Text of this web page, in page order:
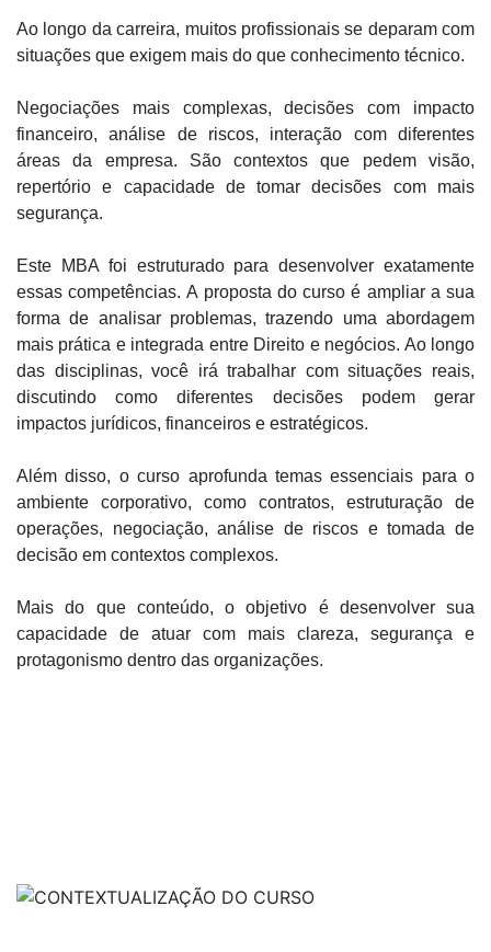
Ao longo da carreira, muitos profissionais se deparam com
situações que exigem mais do que conhecimento técnico.
Negociações mais complexas, decisões com impacto
financeiro, análise de riscos, interação com diferentes
áreas da empresa. São contextos que pedem visão,
repertório e capacidade de tomar decisões com mais
segurança.
Este MBA foi estruturado para desenvolver exatamente
essas competências. A proposta do curso é ampliar a sua
forma de analisar problemas, trazendo uma abordagem
mais prática e integrada entre Direito e negócios. Ao longo
das disciplinas, você irá trabalhar com situações reais,
discutindo como diferentes decisões podem gerar
impactos jurídicos, financeiros e estratégicos.
Além disso, o curso aprofunda temas essenciais para o
ambiente corporativo, como contratos, estruturação de
operações, negociação, análise de riscos e tomada de
decisão em contextos complexos.
Mais do que conteúdo, o objetivo é desenvolver sua
capacidade de atuar com mais clareza, segurança e
protagonismo dentro das organizações.